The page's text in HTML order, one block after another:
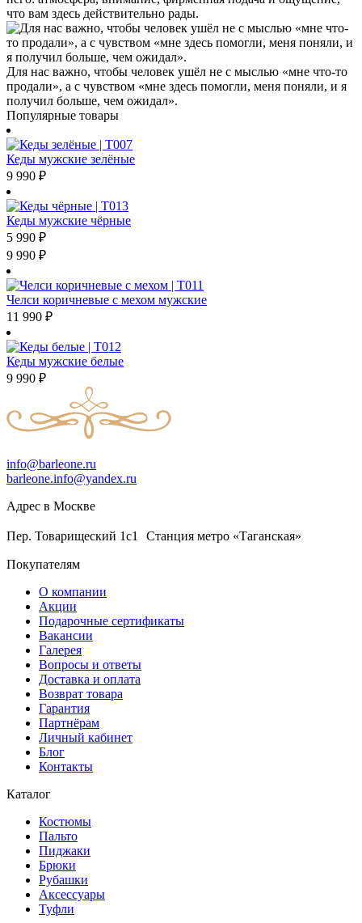
что вам здесь действительно рады.
Для нас важно, чтобы человек ушёл не с мыслью «мне что-то
продали», а с чувством «мне здесь помогли, меня поняли, и я
получил больше, чем ожидал».
Популярные товары
Кеды мужские зелёные
9 990 ₽
Кеды мужские чёрные
5 990 ₽
9 990 ₽
Челси коричневые с мехом мужские
11 990 ₽
Кеды мужские белые
9 990 ₽
info@barleone.ru
barleone.info@yandex.ru
Адрес в Москве
Пер. Товарищеский 1с1 Станция метро «Таганская»
Покупателям
О компании
Акции
Подарочные сертификаты
Вакансии
Галерея
Вопросы и ответы
Доставка и оплата
Возврат товара
Гарантия
Партнёрам
Личный кабинет
Блог
Контакты
Каталог
Костюмы
Пальто
Пиджаки
Брюки
Рубашки
Аксессуары
Туфли